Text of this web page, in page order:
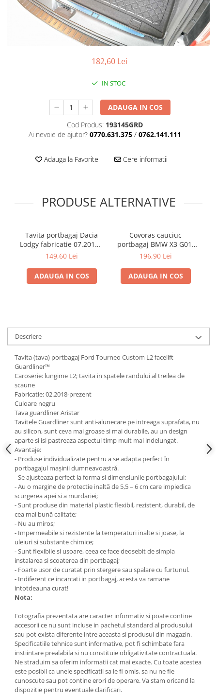
182,60 Lei
IN STOC
ADAUGA IN COS
Cod Produs: 193145GRD
Ai nevoie de ajutor? 0770.631.375 / 0762.141.111
Adauga la Favorite Cere informatii
PRODUSE ALTERNATIVE
Tavita portbagaj Dacia
Lodgy fabricatie 07.2012 -
prezent (7 locuri)
149,60 Lei
ADAUGA IN COS
Covoras cauciuc
portbagaj BMW X3 G01,
11.2017-prezent, Rigum
196,90 Lei
ADAUGA IN COS
Descriere
Tavita (tava) portbagaj Ford Tourneo Custom L2 facelift
Guardliner™
Caroserie: lungime L2; tavita in spatele randului al treilea de
scaune
Fabricatie: 02.2018-prezent
Culoare negru
Tava guardliner Aristar
Tavitele Guardliner sunt anti-alunecare pe intreaga suprafata, nu
au silicon, sunt ceva mai groase si mai durabile, au un design
aparte si isi pastreaza aspectul timp mult mai indelungat.
Avantaje:
- Produse individualizate pentru a se adapta perfect în
portbagajul maşinii dumneavoastră.
- Se ajusteaza perfect la forma si dimensiunile portbagajului;
- Au o margine de protectie inaltă de 5,5 – 6 cm care impiedica
scurgerea apei si a murdariei;
- Sunt produse din material plastic flexibil, rezistent, durabil, de
cea mai bună calitate;
- Nu au miros;
- Impermeabile si rezistente la temperaturi inalte si joase, la
uleiuri si substante chimice;
- Sunt flexibile si usoare, ceea ce face deosebit de simpla
instalarea si scoaterea din portbagaj;
- Foarte usor de curatat prin stergere sau spalare cu furtunul.
- Indiferent ce incarcati in portbagaj, acesta va ramane
intotdeauna curat!
Nota:
Fotografia prezentata are caracter informativ si poate contine
accesorii ce nu sunt incluse in pachetul standard al produsului
sau pot exista diferente intre aceasta si produsul din magazin.
Specificatiile tehnice sunt informative, pot fi schimbate fara
instiintare prealabila si nu constituie obligativitate contractuala.
Ne straduim sa oferim informatii cat mai exacte. Cu toate acestea
este posibil ca unele specificatii sa le fi omis, sa nu ne fie
cunoscute sau pot contine erori de operare. Va stam oricand la
dispozitie pentru eventuale clarificari.